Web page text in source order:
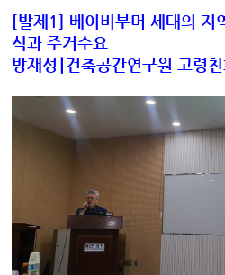
[발제 1] 베이비부머 세대의 지
식과 주거수요
방재성 건축공간연구원 고령